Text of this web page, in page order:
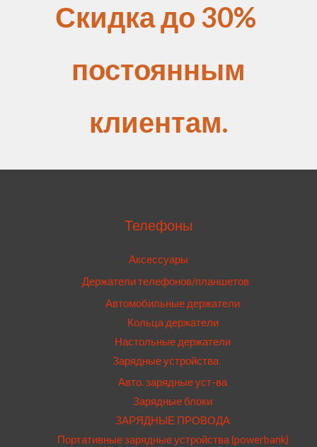
Скидка до 30%
постоянным
клиентам.
Телефоны
Аксессуары
Держатели телефонов/планшетов
Автомобильные держатели
Кольца держатели
Настольные держатели
Зарядные устройства
Авто. зарядные уст-ва
Зарядные блоки
ЗАРЯДНЫЕ ПРОВОДА
Портативные зарядные устройства (powerbank)